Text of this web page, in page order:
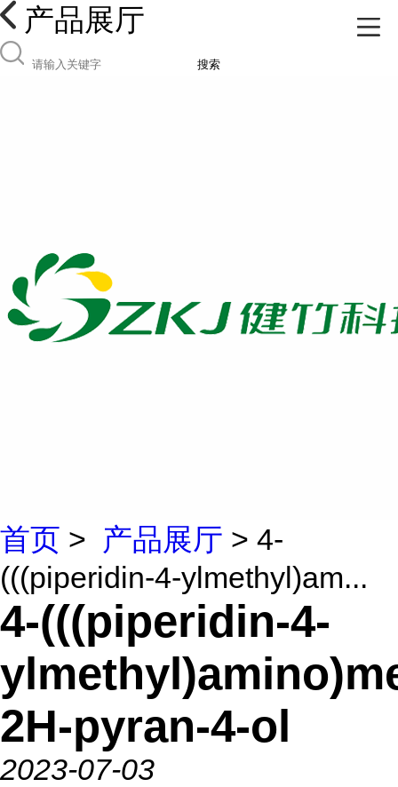
产品展厅
搜索
首页 > 产品展厅 > 4-
(((piperidin-4-ylmethyl)am...
4-(((piperidin-4-
2H-pyran-4-ol
2023-07-03